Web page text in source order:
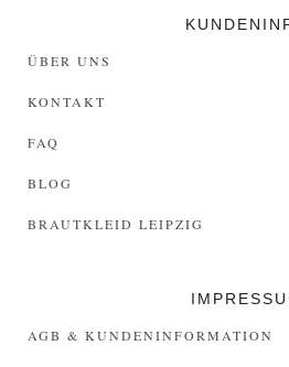
ÜBER UNS
KONTAKT
FAQ
BLOG
BRAUTKLEID LEIPZIG
AGB & KUNDENINFORMATION